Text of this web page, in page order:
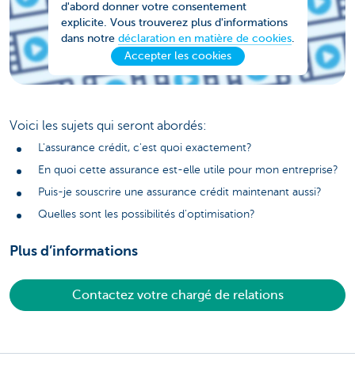
d'abord donner votre consentement
explicite. Vous trouverez plus d'informations
dans notre déclaration en matière de cookies.
Accepter les cookies
Voici les sujets qui seront abordés:
L'assurance crédit, c'est quoi exactement?
En quoi cette assurance est-elle utile pour mon entreprise?
Puis-je souscrire une assurance crédit maintenant aussi?
Quelles sont les possibilités d'optimisation?
Plus d’informations
Contactez votre chargé de relations